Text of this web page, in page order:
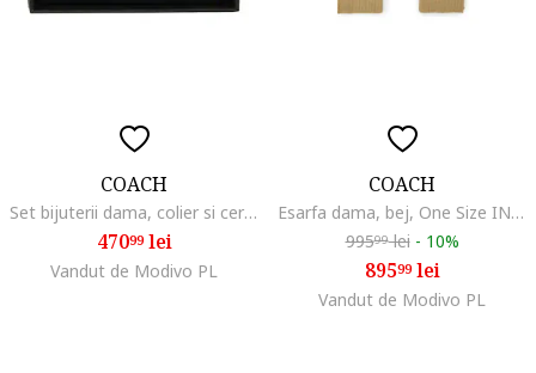
COACH
Set bijuterii dama, colier si cercei
47099lei
Vandut de Modivo PL
COACH
Esarfa dama, bej, One Size INTL
99599lei - 10%
89599lei
Vandut de Modivo PL